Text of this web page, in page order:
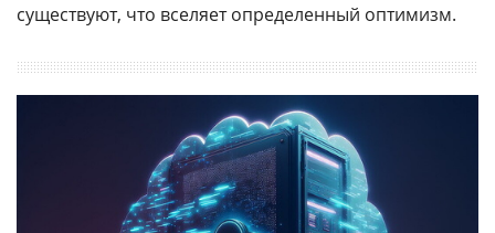
существуют, что вселяет определенный оптимизм.